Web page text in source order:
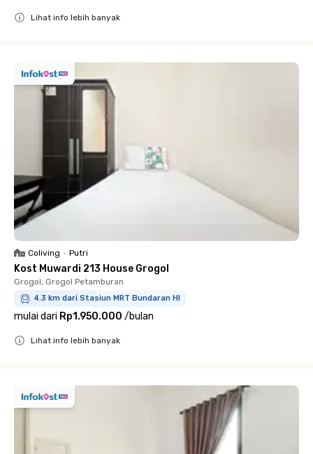
Lihat info lebih banyak
Coliving • Putri
Kost Muwardi 213 House Grogol
Grogol, Grogol Petamburan
4.3 km dari Stasiun MRT Bundaran HI
mulai dari Rp1.950.000 /bulan
Lihat info lebih banyak